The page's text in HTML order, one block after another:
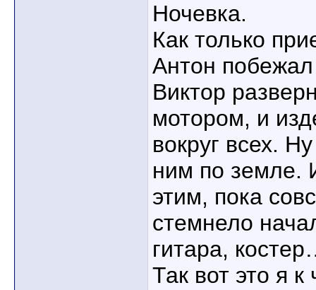
Ночевка.
Как только
Антон побежал
Виктор
мотором, и
вокруг всех.
ним по земле.
этим, пока
стемнело
гитара,
Так вот это я